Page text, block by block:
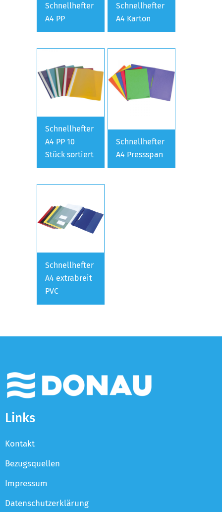
Schnellhefter
A4 PP
Schnellhefter
A4 Karton
Schnellhefter
A4 PP 10
Stück sortiert
Schnellhefter
A4 Pressspan
Schnellhefter
A4 extrabreit
PVC
Links
Kontakt
Bezugsquellen
Impressum
Datenschutzerklärung